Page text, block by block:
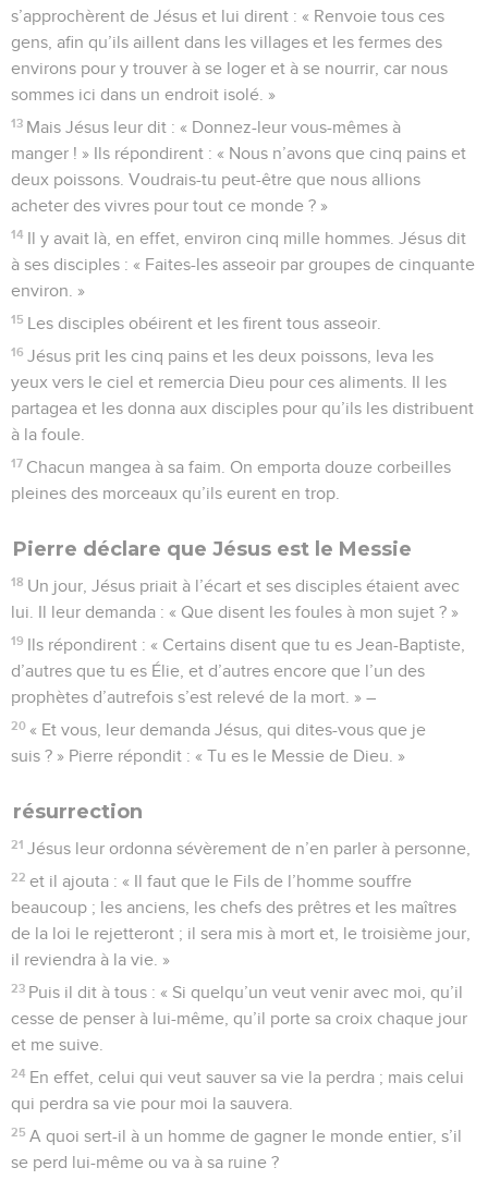
s’approchèrent de Jésus et lui dirent : « Renvoie tous ces
gens, afin qu’ils aillent dans les villages et les fermes des
environs pour y trouver à se loger et à se nourrir, car nous
sommes ici dans un endroit isolé. »
13 Mais Jésus leur dit : « Donnez-leur vous-mêmes à
manger ! » Ils répondirent : « Nous n’avons que cinq pains et
deux poissons. Voudrais-tu peut-être que nous allions
acheter des vivres pour tout ce monde ? »
14 Il y avait là, en effet, environ cinq mille hommes. Jésus dit
à ses disciples : « Faites-les asseoir par groupes de cinquante
environ. »
15 Les disciples obéirent et les firent tous asseoir.
16 Jésus prit les cinq pains et les deux poissons, leva les
yeux vers le ciel et remercia Dieu pour ces aliments. Il les
partagea et les donna aux disciples pour qu’ils les distribuent
à la foule.
17 Chacun mangea à sa faim. On emporta douze corbeilles
pleines des morceaux qu’ils eurent en trop.
Pierre déclare que Jésus est le Messie
18 Un jour, Jésus priait à l’écart et ses disciples étaient avec
lui. Il leur demanda : « Que disent les foules à mon sujet ? »
19 Ils répondirent : « Certains disent que tu es Jean-Baptiste,
d’autres que tu es Élie, et d’autres encore que l’un des
prophètes d’autrefois s’est relevé de la mort. » –
20 « Et vous, leur demanda Jésus, qui dites-vous que je
suis ? » Pierre répondit : « Tu es le Messie de Dieu. »
résurrection
21 Jésus leur ordonna sévèrement de n’en parler à personne,
22 et il ajouta : « Il faut que le Fils de l’homme souffre
beaucoup ; les anciens, les chefs des prêtres et les maîtres
de la loi le rejetteront ; il sera mis à mort et, le troisième jour,
il reviendra à la vie. »
23 Puis il dit à tous : « Si quelqu’un veut venir avec moi, qu’il
cesse de penser à lui-même, qu’il porte sa croix chaque jour
et me suive.
24 En effet, celui qui veut sauver sa vie la perdra ; mais celui
qui perdra sa vie pour moi la sauvera.
25 A quoi sert-il à un homme de gagner le monde entier, s’il
se perd lui-même ou va à sa ruine ?